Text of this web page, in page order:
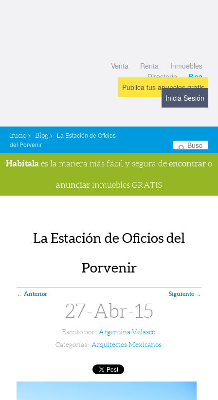
Venta Renta
Inmuebles
Directorio
Blog
Publica tus anuncios gratis
Inicia Sesión
Inicio > Blog > La Estación de Oficios
del Porvenir
Habítala es la manera más fácil y segura de encontrar o
anunciar inmuebles GRATIS
La Estación de Oficios del
Porvenir
Navegador de artículos
← Anterior Siguiente →
27-Abr-15
Escrito por: Argentina Velasco
Categorías: Arquitectos Mexicanos